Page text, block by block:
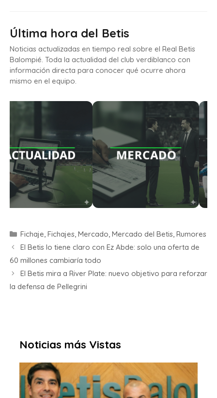
Última hora del Betis
Noticias actualizadas en tiempo real sobre el Real Betis
Balompié. Toda la actualidad del club verdiblanco con
información directa para conocer qué ocurre ahora
mismo en el equipo.
Fichaje, Fichajes, Mercado, Mercado del Betis, Rumores
El Betis lo tiene claro con Ez Abde: solo una oferta de
60 millones cambiaría todo
El Betis mira a River Plate: nuevo objetivo para reforzar
la defensa de Pellegrini
Noticias más Vistas